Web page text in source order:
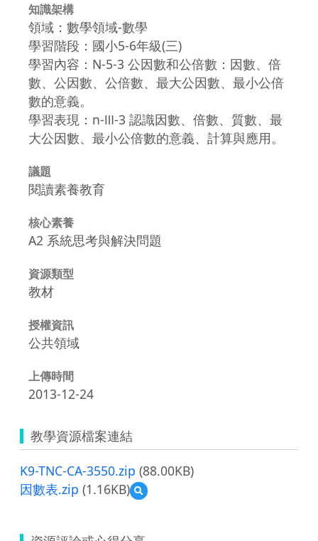
知識架構
領域：數學領域-數學
學習階段：國小5-6年級(三)
學習內容：N-5-3 公因數和公倍數：因數、倍
數、公因數、公倍數、最大公因數、最小公倍
數的意義。
學習表現：n-Ⅲ-3 認識因數、倍數、質數、最
大公因數、最小公倍數的意義、計算與應用。
議題
閱讀素養教育
核心素養
A2 系統思考與解決問題
資源類型
教材
授權資訊
公共領域
上傳時間
2013-12-24
教學資源檔案連結
K9-TNC-CA-3550.zip (88.00KB)
因數表.zip (1.16KB)
預
覽